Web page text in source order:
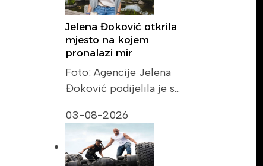
Jelena Đoković otkrila
mjesto na kojem
pronalazi mir
Foto: Agencije Jelena
Đoković podijelila je s…
03-08-2026